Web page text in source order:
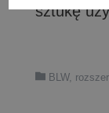
sztukę
BLW,